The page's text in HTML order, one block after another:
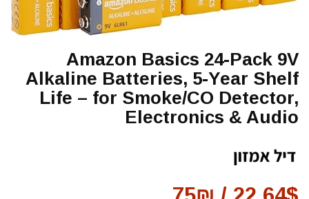
Amazon Basics 24-Pack 9V
Alkaline Batteries, 5-Year Shelf
Life – for Smoke/CO Detector,
Electronics & Audio